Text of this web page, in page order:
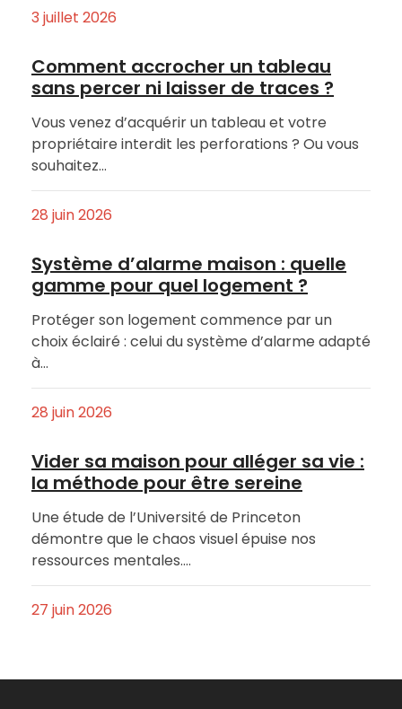
3 juillet 2026
Comment accrocher un tableau
sans percer ni laisser de traces ?
Vous venez d’acquérir un tableau et votre
propriétaire interdit les perforations ? Ou vous
souhaitez…
28 juin 2026
Système d’alarme maison : quelle
gamme pour quel logement ?
Protéger son logement commence par un
choix éclairé : celui du système d’alarme adapté
à…
28 juin 2026
Vider sa maison pour alléger sa vie :
la méthode pour être sereine
Une étude de l’Université de Princeton
démontre que le chaos visuel épuise nos
ressources mentales.…
27 juin 2026